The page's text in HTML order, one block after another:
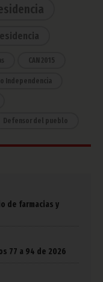
CAN 2015
Independencia
Defensor del pueblo
de farmacias y
77 a 94 de 2026